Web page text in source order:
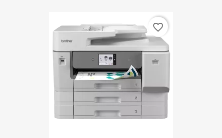
favorite_border